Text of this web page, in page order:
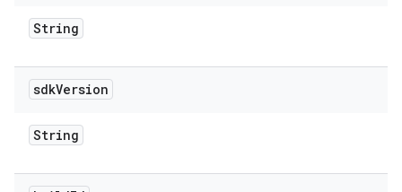
String
sdkVersion
String